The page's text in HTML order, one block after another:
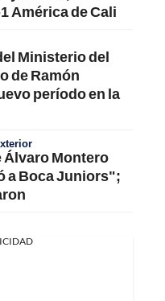
América de Cali
Ministerio del
de Ramón
período en la
Álvaro Montero
a Boca Juniors";